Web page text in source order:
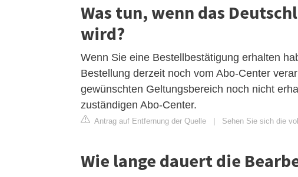
Was tun, wenn das
wird?
Wenn Sie eine Bestellbestätigung erhalten
Bestellung derzeit noch vom Abo-Center
gewünschten Geltungsbereich noch nicht
zuständigen Abo-Center.
Antrag auf Entfernung der Quelle | Sehen Sie sich die
Wie lange dauert die